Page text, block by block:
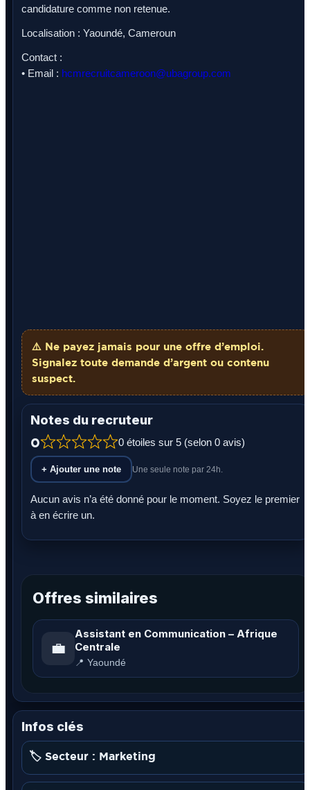
candidature comme non retenue.
Localisation : Yaoundé, Cameroun
Contact :
• Email : hcmrecruitcameroon@ubagroup.com
⚠️ Ne payez jamais pour une offre d’emploi.
Signalez toute demande d’argent ou contenu
suspect.
Notes du recruteur
0 0 étoiles sur 5 (selon 0 avis)
+ Ajouter une note Une seule note par 24h.
Aucun avis n’a été donné pour le moment. Soyez le premier
à en écrire un.
Offres similaires
💼
Assistant en Communication – Afrique
Centrale
📍 Yaoundé
Infos clés
🏷️ Secteur : Marketing